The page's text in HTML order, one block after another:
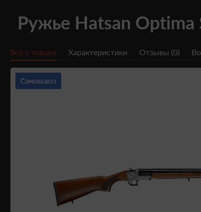
Ружье Hatsan
Все о товаре Характеристики Отзывы (0)
Самовывоз